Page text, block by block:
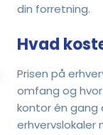
din forretning.
Hvad
Prisen på
omfang og
kontor én gang
erhvervslokaler